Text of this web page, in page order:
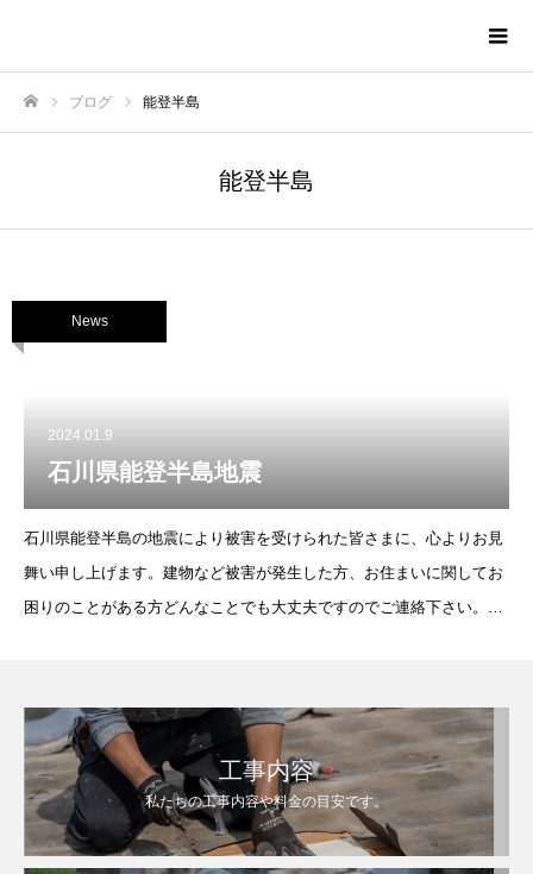
ブログ 能登半島
能登半島
News
2024.01.9
石川県能登半島地震
石川県能登半島の地震により被害を受けられた皆さまに、心よりお見
舞い申し上げます。建物など被害が発生した方、お住まいに関してお
困りのことがある方どんなことでも大丈夫ですのでご連絡下さい。本
工事内容
私たちの工事内容や料金の目安です。